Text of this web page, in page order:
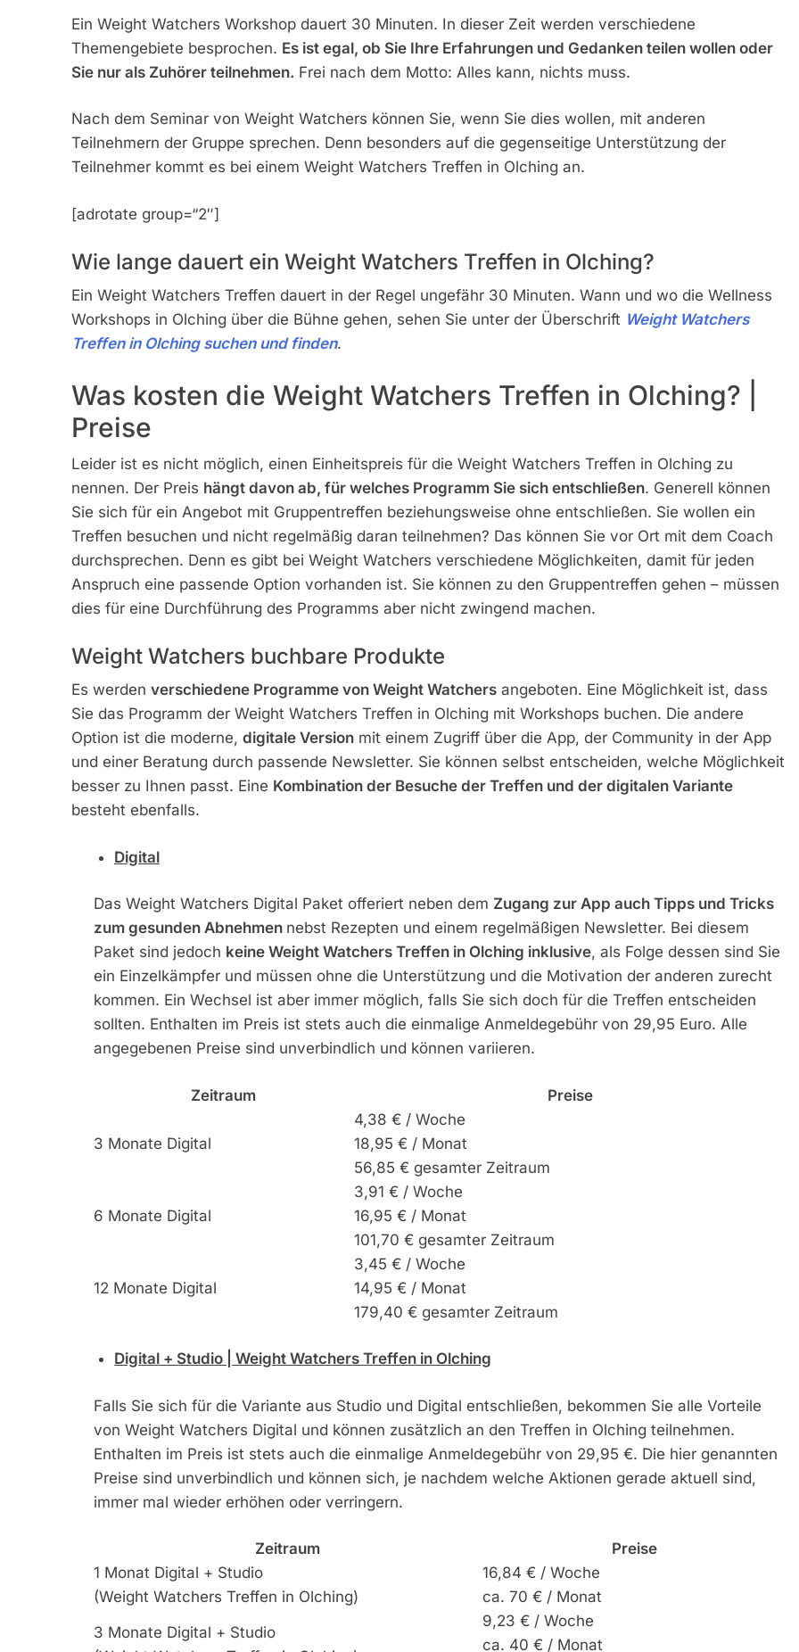
Ein Weight Watchers Workshop dauert 30 Minuten. In dieser Zeit werden verschiedene
Themengebiete besprochen. Es ist egal, ob Sie Ihre Erfahrungen und Gedanken teilen wollen oder
Sie nur als Zuhörer teilnehmen. Frei nach dem Motto: Alles kann, nichts muss.
Nach dem Seminar von Weight Watchers können Sie, wenn Sie dies wollen, mit anderen
Teilnehmern der Gruppe sprechen. Denn besonders auf die gegenseitige Unterstützung der
Teilnehmer kommt es bei einem Weight Watchers Treffen in Olching an.
[adrotate group=“2″]
Wie lange dauert ein Weight Watchers Treffen in Olching?
Ein Weight Watchers Treffen dauert in der Regel ungefähr 30 Minuten. Wann und wo die Wellness
Workshops in Olching über die Bühne gehen, sehen Sie unter der Überschrift Weight Watchers
Treffen in Olching suchen und finden.
Was kosten die Weight Watchers Treffen in Olching? |
Preise
Leider ist es nicht möglich, einen Einheitspreis für die Weight Watchers Treffen in Olching zu
nennen. Der Preis hängt davon ab, für welches Programm Sie sich entschließen. Generell können
Sie sich für ein Angebot mit Gruppentreffen beziehungsweise ohne entschließen. Sie wollen ein
Treffen besuchen und nicht regelmäßig daran teilnehmen? Das können Sie vor Ort mit dem Coach
durchsprechen. Denn es gibt bei Weight Watchers verschiedene Möglichkeiten, damit für jeden
Anspruch eine passende Option vorhanden ist. Sie können zu den Gruppentreffen gehen – müssen
dies für eine Durchführung des Programms aber nicht zwingend machen.
Weight Watchers buchbare Produkte
Es werden verschiedene Programme von Weight Watchersangeboten. Eine Möglichkeit ist, dass
Sie das Programm der Weight Watchers Treffen in Olching mit Workshops buchen. Die andere
Option ist die moderne, digitale Versionmit einem Zugriff über die App, der Community in der App
und einer Beratung durch passende Newsletter. Sie können selbst entscheiden, welche Möglichkeit
besser zu Ihnen passt. Eine Kombination der Besuche der Treffen und der digitalen Variante
besteht ebenfalls.
Digital
Das Weight Watchers Digital Paket offeriert neben dem Zugang zur App auch Tipps und Tricks
zum gesunden Abnehmen nebst Rezepten und einem regelmäßigen Newsletter. Bei diesem
Paket sind jedoch keine Weight Watchers Treffen in Olching inklusive, als Folge dessen sind Sie
ein Einzelkämpfer und müssen ohne die Unterstützung und die Motivation der anderen zurecht
kommen. Ein Wechsel ist aber immer möglich, falls Sie sich doch für die Treffen entscheiden
sollten. Enthalten im Preis ist stets auch die einmalige Anmeldegebühr von 29,95 Euro. Alle
angegebenen Preise sind unverbindlich und können variieren.
Zeitraum Preise
3 Monate Digital
4,38 € / Woche
18,95 € / Monat
56,85 € gesamter Zeitraum
6 Monate Digital
3,91 € / Woche
16,95 € / Monat
101,70 € gesamter Zeitraum
12 Monate Digital
3,45 € / Woche
14,95 € / Monat
179,40 € gesamter Zeitraum
Digital + Studio | Weight Watchers Treffen in Olching
Falls Sie sich für die Variante aus Studio und Digital entschließen, bekommen Sie alle Vorteile
von Weight Watchers Digital und können zusätzlich an den Treffen in Olching teilnehmen.
Enthalten im Preis ist stets auch die einmalige Anmeldegebühr von 29,95 €. Die hier genannten
Preise sind unverbindlich und können sich, je nachdem welche Aktionen gerade aktuell sind,
immer mal wieder erhöhen oder verringern.
Zeitraum
Preise
1 Monat Digital + Studio
(Weight Watchers Treffen in Olching)
16,84 € / Woche
ca. 70 € / Monat
3 Monate Digital + Studio
9,23 € / Woche
ca. 40 € / Monat